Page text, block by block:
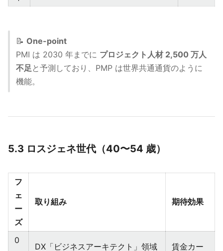
📝 One-point
PMI は 2030 年までに プロジェクト人材 2,500 万人
不足と予測しており、PMP は世界共通通貨のように
機能。
5.3 ロスジェネ世代（40〜54 歳）
フ
ェ
ー
ズ
取り組み 期待効果
0
DX「ビジネスアーキテクト」領域
賃金カー